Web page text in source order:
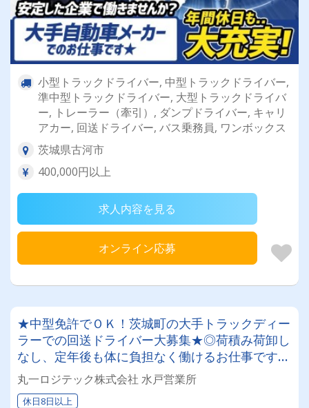
小型トラックドライバー, 中型トラックドライバー,
準中型トラックドライバー, 大型トラックドライバ
ー, トレーラー（牽引）, ダンプドライバー, キャリ
アカー, 回送ドライバー, バス乗務員, ワンボックス
茨城県古河市
400,000円以上
求人内容を見る
オンライン応募
★中型免許でＯＫ！茨城町の大手トラックディー
ラーでの回送ドライバー大募集★◎荷積み荷卸し
なし、定年後も体に負担なく働けるお仕事です◎
日勤業務のみで土日祝日休みの年間１２０日以
上！プライベート充実♪
丸一ロジテック株式会社 水戸営業所
休日8日以上